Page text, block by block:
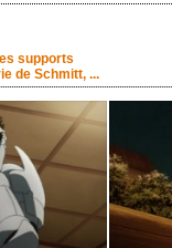
supports
de Schmitt, ...